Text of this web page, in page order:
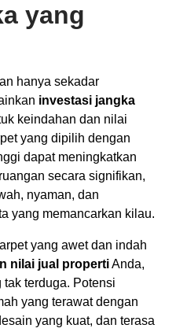
yang
hanya sekadar
investasi jangka
keindahan dan nilai
yang dipilih dengan
dapat meningkatkan
secara signifikan,
nyaman, dan
yang memancarkan kilau.
yang awet dan indah
nilai jual propertiAnda,
terduga. Potensi
yang terawat dengan
yang kuat, dan terasa